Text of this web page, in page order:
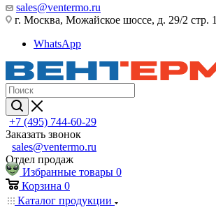
sales@ventermo.ru
г. Москва, Можайское шоссе, д. 29/2 стр. 1
WhatsApp
+7 (495) 744-60-29
Заказать звонок
sales@ventermo.ru
Отдел продаж
Избранные товары 0
Корзина 0
Каталог продукции